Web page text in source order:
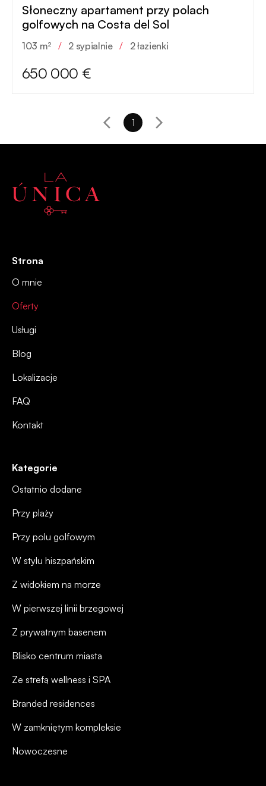
Słoneczny apartament przy polach
golfowych na Costa del Sol
103 m² / 2 sypialnie / 2 łazienki
650 000 €
1
Strona
O mnie
Oferty
Usługi
Blog
Lokalizacje
FAQ
Kontakt
Kategorie
Ostatnio dodane
Przy plaży
Przy polu golfowym
W stylu hiszpańskim
Z widokiem na morze
W pierwszej linii brzegowej
Z prywatnym basenem
Blisko centrum miasta
Ze strefą wellness i SPA
Branded residences
W zamkniętym kompleksie
Nowoczesne